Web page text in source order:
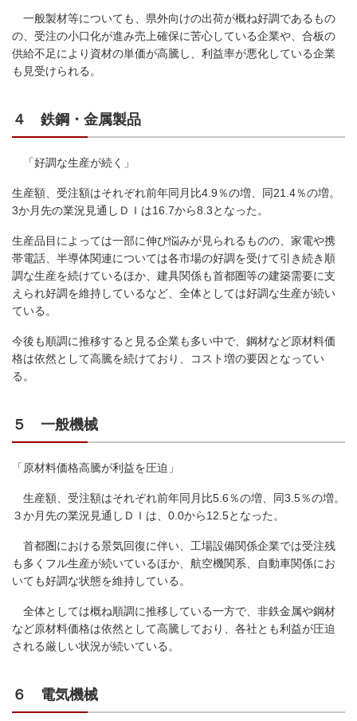
一般製材等についても、県外向けの出荷が概ね好調であるもの
の、受注の小口化が進み売上確保に苦心している企業や、合板の
供給不足により資材の単価が高騰し、利益率が悪化している企業
も見受けられる。
４ 鉄鋼・金属製品
「好調な生産が続く」
生産額、受注額はそれぞれ前年同月比4.9％の増、同21.4％の増。
3か月先の業況見通しＤＩは16.7から8.3となった。
生産品目によっては一部に伸び悩みが見られるものの、家電や携
帯電話、半導体関連については各市場の好調を受けて引き続き順
調な生産を続けているほか、建具関係も首都圏等の建築需要に支
えられ好調を維持しているなど、全体としては好調な生産が続い
ている。
今後も順調に推移すると見る企業も多い中で、鋼材など原材料価
格は依然として高騰を続けており、コスト増の要因となってい
る。
５ 一般機械
「原材料価格高騰が利益を圧迫」
生産額、受注額はそれぞれ前年同月比5.6％の増、同3.5％の増。
３か月先の業況見通しＤＩは、0.0から12.5となった。
首都圏における景気回復に伴い、工場設備関係企業では受注残
も多くフル生産が続いているほか、航空機関系、自動車関係にお
いても好調な状態を維持している。
全体としては概ね順調に推移している一方で、非鉄金属や鋼材
など原材料価格は依然として高騰しており、各社とも利益が圧迫
される厳しい状況が続いている。
６ 電気機械